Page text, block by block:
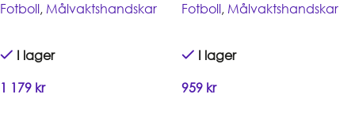
Fotboll, Målvaktshandskar
I lager
1 179 kr
Fotboll, Målvaktshandskar
I lager
959 kr